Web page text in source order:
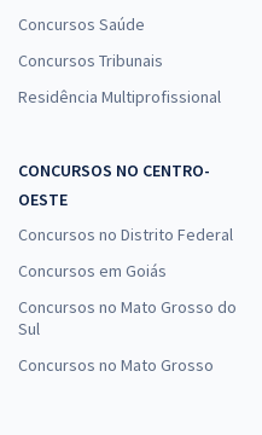
Concursos Saúde
Concursos Tribunais
Residência Multiprofissional
CONCURSOS NO CENTRO-
OESTE
Concursos no Distrito Federal
Concursos em Goiás
Concursos no Mato Grosso do
Sul
Concursos no Mato Grosso